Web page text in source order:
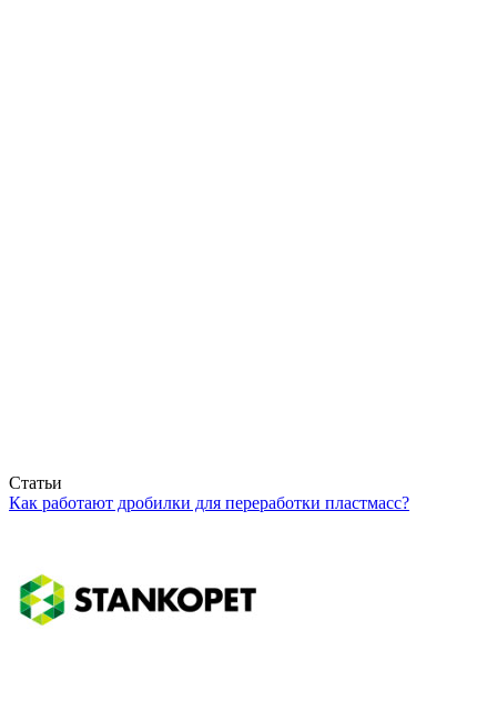
Статьи
Как работают дробилки для переработки пластмасс?